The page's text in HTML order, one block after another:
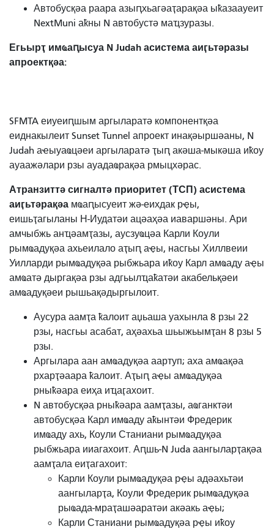
Автобусқәа раара азыԥхьагәаҭарақәа ыҟазаауеит
NextMuni аҟны N автобустә маҵзуразы.
Егьырҭ имҩаԥысуа N Judah асистема аиӷьтәразы
апроектқәа:
SFMTA еиуеиԥшым аргыларатә компонентқәа
еиднакылеит Sunset Tunnel апроект инақәыршәаны, N
Judah аҽыуаҩцәеи аргыларатә ҭыԥ акәша-мыкәша иҟоу
ауаажәлари рзы ауадаҩрақәа рмыцхәрас.
Атранзиттә сигналтә приоритет (ТСП) асистема
аиӷьтәрақәа мҩаԥысуеит жә-еихдак рҿы,
еишьҭагыланы Н-Иудатәи ацәаҳәа иаваршәны. Ари
амчыбжь анҵәамҭазы, аусзуҩцәа Карли Коули
рымҩадуқәа ахьеилало аҭыԥ аҿы, насгьы Хиллвеии
Уилларди рымҩадуқәа рыбжьара иҟоу Карл амҩаду аҿы
амҩатә дыргақәа рзы адгьылҵаҟатәи акабельқәеи
амҩадуқәеи рышьақәдыргылоит.
Аусура аамҭа ҟалоит аџьаша уахынла 8 рзы 22
рзы, насгьы асабат, аҳәахьа шьыжьымҭан 8 рзы 5
рзы.
Аргылара аан амҩадуқәа аартуп; аха амҩақәа
рхарҭәаара ҟалоит. Аҭыԥ аҿы амҩадуқәа
рныҟәара еиҳа иҵаӷахоит.
N автобусқәа рныҟәара аамҭазы, аҩганктәи
автобусқәа Карл имҩаду аҟынтәи Фредерик
имҩаду ахь, Коули Станиани рымҩадуқәа
рыбжьара ииагахоит. Аԥшь-N Juda аангыларҭақәа
аамҭала еиҭагахоит:
Карли Коули рымҩадуқәа рҿы адәахьтәи
аангыларҭа, Коули Фредерик рымҩадуқәа
рыҩада-мраҭашәаратәи акәакь аҿы;
Карли Станиани рымҩадуқәа рҿы иҟоу